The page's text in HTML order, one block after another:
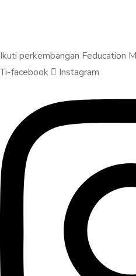
Ikuti perkembangan Feducation
Ti-facebook
Instagram